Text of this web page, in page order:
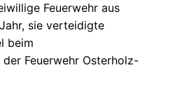
Feuerwehr aus
sie verteidigte
beim
Feuerwehr Osterholz-